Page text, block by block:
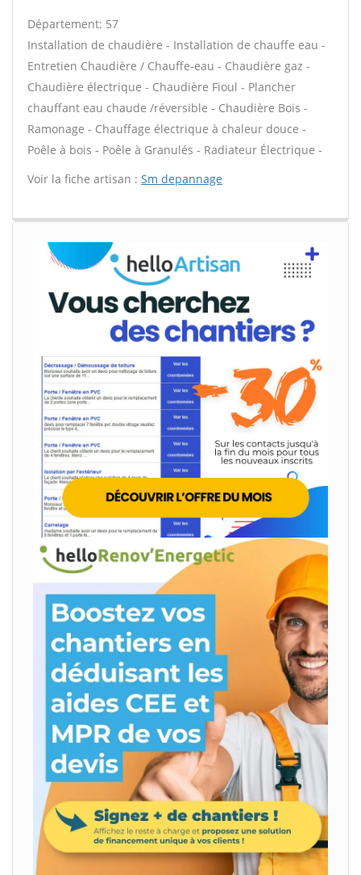
Département: 57
Installation de chaudière - Installation de chauffe eau -
Entretien Chaudière / Chauffe-eau - Chaudière gaz -
Chaudière électrique - Chaudière Fioul - Plancher
chauffant eau chaude /réversible - Chaudière Bois -
Ramonage - Chauffage électrique à chaleur douce -
Poêle à bois - Poêle à Granulés - Radiateur Électrique -
Voir la fiche artisan : Sm depannage